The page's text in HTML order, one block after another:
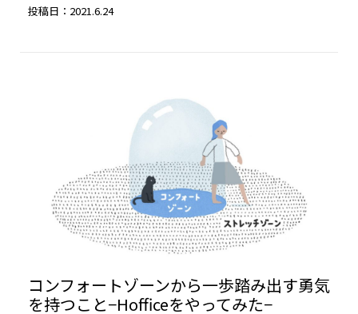
投稿日：2021.6.24
コンフォートゾーンから一歩踏み出す勇気
を持つこと−Hofficeをやってみた−